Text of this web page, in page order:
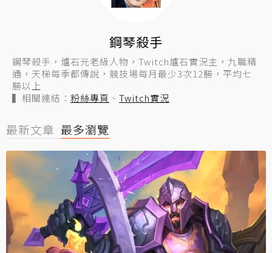
鋼琴殺手
鋼琴殺手，爐石元老級人物，Twitch爐石實況主，九職精
通，天梯每季都傳說，競技場每月最少3次12勝，平均七
勝以上
▍相關連結： 粉絲專頁 、 Twitch實況
最新文章 最多瀏覽